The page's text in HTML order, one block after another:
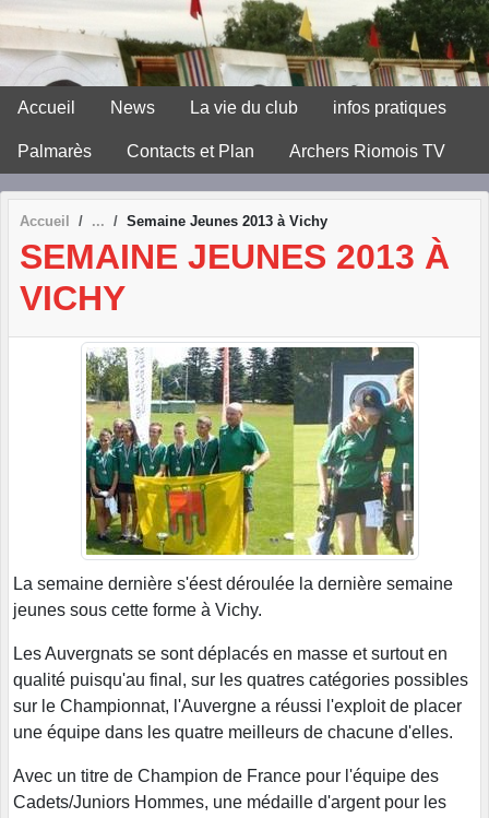
Accueil News La vie du club infos pratiques
Palmarès Contacts et Plan Archers Riomois TV
Accueil Semaine Jeunes 2013 à Vichy
SEMAINE JEUNES 2013 À
VICHY
La semaine dernière s'éest déroulée la dernière semaine
jeunes sous cette forme à Vichy.
Les Auvergnats se sont déplacés en masse et surtout en
qualité puisqu'au final, sur les quatres catégories possibles
sur le Championnat, l'Auvergne a réussi l'exploit de placer
une équipe dans les quatre meilleurs de chacune d'elles.
Avec un titre de Champion de France pour l'équipe des
Cadets/Juniors Hommes, une médaille d'argent pour les
Panneau de gestion des cookies